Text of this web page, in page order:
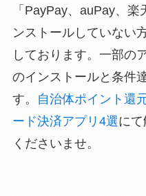
「PayPay、auPay、
ンストールしていない
しております。一部の
のインストールと条件
す。
自治体ポイント還
ード決済アプリ4選に
くださいませ。